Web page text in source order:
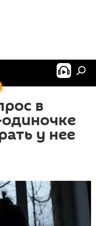
в
у нее